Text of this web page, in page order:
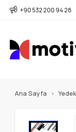
+90 532 200 94 28
Ana Sayfa